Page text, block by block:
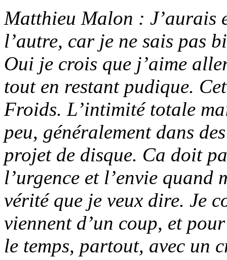
Matthieu Malon : J’aurais
l’autre, car je ne sais pas
Oui je crois que j’aime
tout en restant pudique.
Froids. L’intimité totale
peu, généralement dans
projet de disque. Ca doit
l’urgence et l’envie quand
vérité que je veux dire. Je
viennent d’un coup, et
le temps, partout, avec un